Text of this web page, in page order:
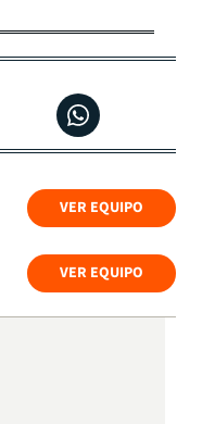
VER EQUIPO
VER EQUIPO